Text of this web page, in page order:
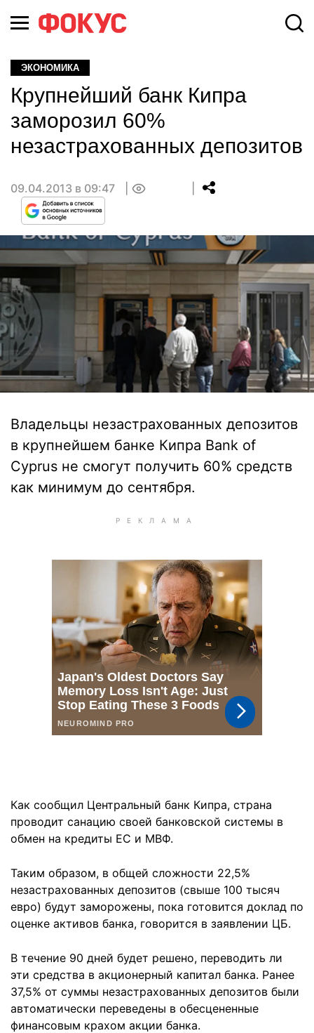
ЭКОНОМИКА
Крупнейший банк Кипра
заморозил 60%
незастрахованных депозитов
09.04.2013 в 09:47
Владельцы незастрахованных депозитов
в крупнейшем банке Кипра Bank of
Cyprus не смогут получить 60% средств
как минимум до сентября.
Как сообщил Центральный банк Кипра, страна
проводит санацию своей банковской системы в
обмен на кредиты ЕС и МВФ.
Таким образом, в общей сложности 22,5%
незастрахованных депозитов (свыше 100 тысяч
евро) будут заморожены, пока готовится доклад по
оценке активов банка, говорится в заявлении ЦБ.
В течение 90 дней будет решено, переводить ли
эти средства в акционерный капитал банка. Ранее
37,5% от суммы незастрахованных депозитов были
автоматически переведены в обесцененные
финансовым крахом акции банка.